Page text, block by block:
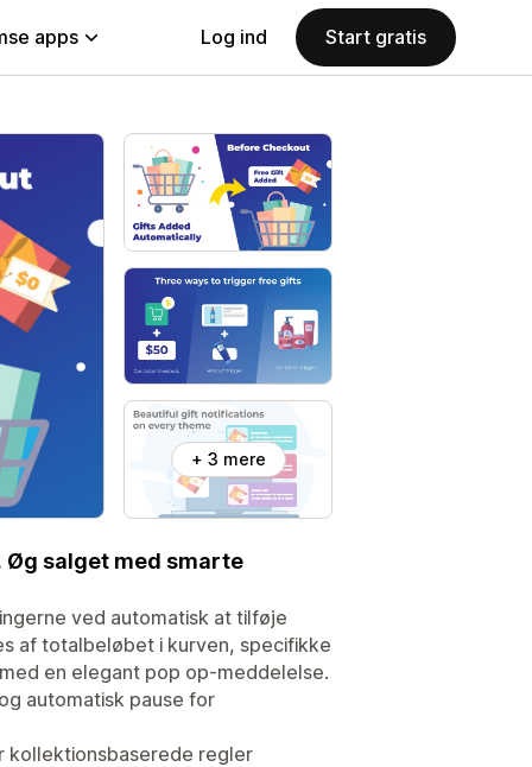
apps Log ind Start gratis
+ 3 mere
Øg salget med smarte
ved automatisk at tilføje
af totalbeløbet i kurven, specifikke
en elegant pop op-meddelelse.
automatisk pause for
kollektionsbaserede regler